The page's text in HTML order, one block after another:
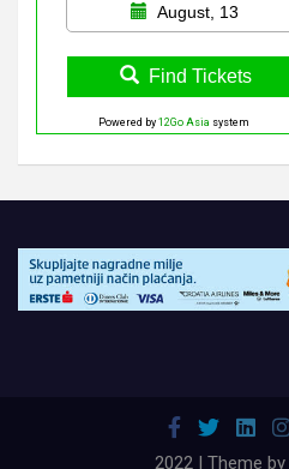
August, 13
Find Tickets
Powered by 12Go Asia system
2022 | Theme by